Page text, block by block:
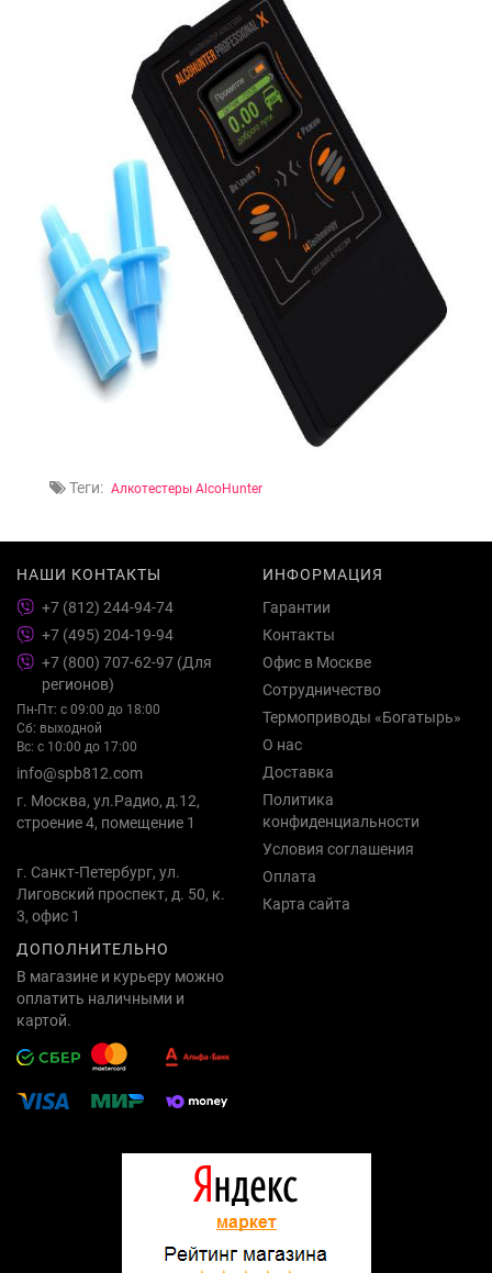
Теги: Алкотестеры AlcoHunter
НАШИ КОНТАКТЫ
+7 (812) 244-94-74
+7 (495) 204-19-94
+7 (800) 707-62-97 (Для
регионов)
Пн-Пт: с 09:00 до 18:00
Сб: выходной
Вс: с 10:00 до 17:00
info@spb812.com
г. Москва, ул.Радио, д.12,
строение 4, помещение 1
г. Санкт-Петербург, ул.
Лиговский проспект, д. 50, к.
3, офис 1
ИНФОРМАЦИЯ
Гарантии
Контакты
Офис в Москве
Сотрудничество
Термоприводы «Богатырь»
О нас
Доставка
Политика
конфиденциальности
Условия соглашения
Оплата
Карта сайта
ДОПОЛНИТЕЛЬНО
В магазине и курьеру можно
оплатить наличными и
картой.